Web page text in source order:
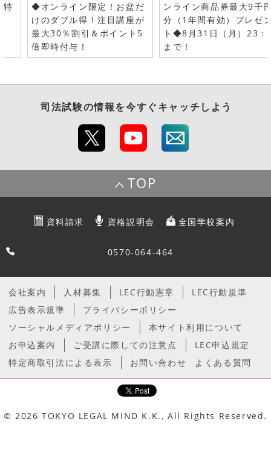
特
◆オンライン限定！お盆だ
けのダブル得！注目講座が
最大30％割引＆ポイント5
倍即時付与！
ンライン商品券最大9千
分（1年間有効）プレゼ
ト◆8月31日（月）23：
まで！
司法試験の情報を今すぐキャッチしよう
TOP
資料請求 資格説明会 全国学校案内
0570-064-464
会社案内 人材募集 LEC行動憲章
LEC行動規準
広告表示規準
プライバシーポリシー
ソーシャルメディアポリシー
本サイト利用について
お申込案内
ご受講に際しての注意点
LEC申込規定
特定商取引法による表示
お問い合わせ よくある質問
© 2026 TOKYO LEGAL MIND K.K., All Rights Reserved.